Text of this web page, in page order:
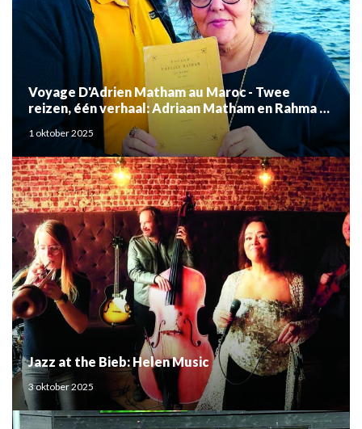
Voyage D'Adrien Matham au Maroc - Twee
reizen, één verhaal: Adriaan Matham en Rahma el
Mouden
1 oktober 2025
Jazz at the Bieb: Helen Music
3 oktober 2025